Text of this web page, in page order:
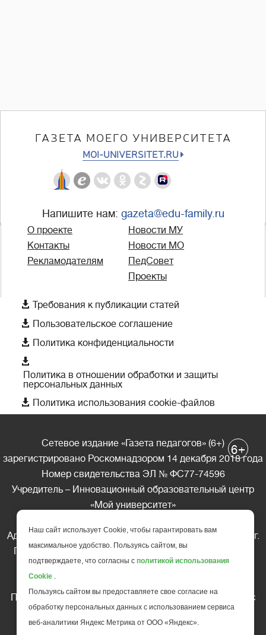
ГАЗЕТА МОЕГО УНИВЕРСИТЕТА
MOI-UNIVERSITET.RU
Напишите нам: gazeta@edu-family.ru
О проекте
Контакты
Рекламодателям
Новости МУ
Новости МО
ПедСовет
Проекты
 Требования к публикации статей
 Пользовательское соглашение
 Политика конфиденциальности

Политика в отношении обработки и защиты
персональных данных
 Политика использования cookie-файлов
Сетевое издание «Газета педагогов» (6+)
зарегистрировано Роскомнадзором 14 декабря 2018 года
Номер свидетельства ЭЛ № ФС77-74596
Учредитель – Инновационный образовательный центр
«Мой университет»
Адрес редакции: 185035 Россия, Республика Карелия, г.
Петрозаводск, ул. Фридриха Энгельса д.10, офис 211
Телефон редакции: +7 (499) 685-10-45
Перепечатка материалов газеты допускается только c
письменного разрешения редакции
Ссылка на «Газету педагогов» обязательна.
6+
Наш сайт использует Cookie, чтобы гарантировать вам
максимальное удобство. Пользуясь сайтом, вы
подтверждаете, что согласны с политикой использования
Cookie .
Пользуясь сайтом вы предоставляете свое согласие на
обработку персональных данных с использованием сервиса
веб-аналитики Яндекс Метрика от ООО «Яндекс».